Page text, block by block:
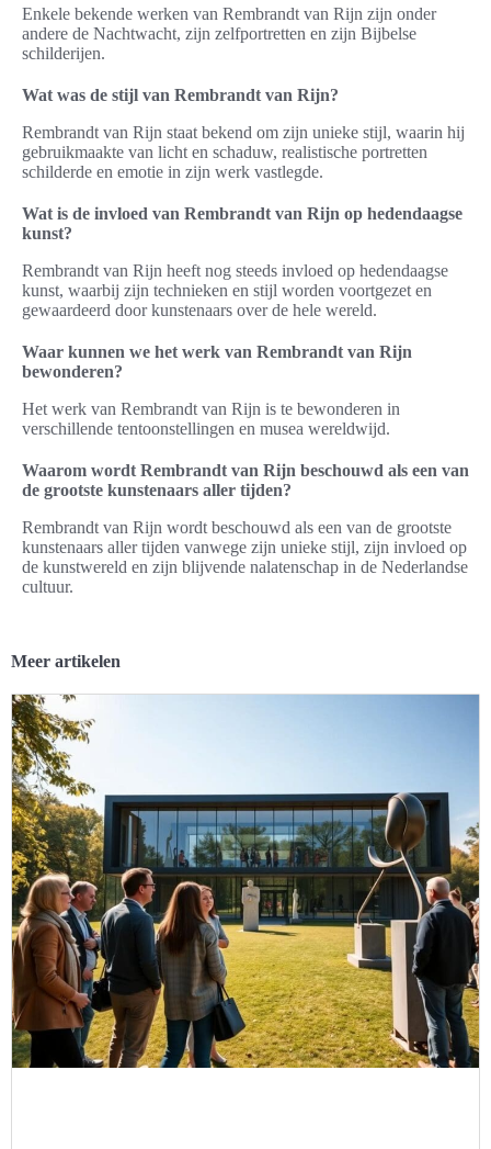
Enkele bekende werken van Rembrandt van Rijn zijn onder
andere de Nachtwacht, zijn zelfportretten en zijn Bijbelse
schilderijen.
Wat was de stijl van Rembrandt van Rijn?
Rembrandt van Rijn staat bekend om zijn unieke stijl, waarin hij
gebruikmaakte van licht en schaduw, realistische portretten
schilderde en emotie in zijn werk vastlegde.
Wat is de invloed van Rembrandt van Rijn op hedendaagse
kunst?
Rembrandt van Rijn heeft nog steeds invloed op hedendaagse
kunst, waarbij zijn technieken en stijl worden voortgezet en
gewaardeerd door kunstenaars over de hele wereld.
Waar kunnen we het werk van Rembrandt van Rijn
bewonderen?
Het werk van Rembrandt van Rijn is te bewonderen in
verschillende tentoonstellingen en musea wereldwijd.
Waarom wordt Rembrandt van Rijn beschouwd als een van
de grootste kunstenaars aller tijden?
Rembrandt van Rijn wordt beschouwd als een van de grootste
kunstenaars aller tijden vanwege zijn unieke stijl, zijn invloed op
de kunstwereld en zijn blijvende nalatenschap in de Nederlandse
cultuur.
Meer artikelen